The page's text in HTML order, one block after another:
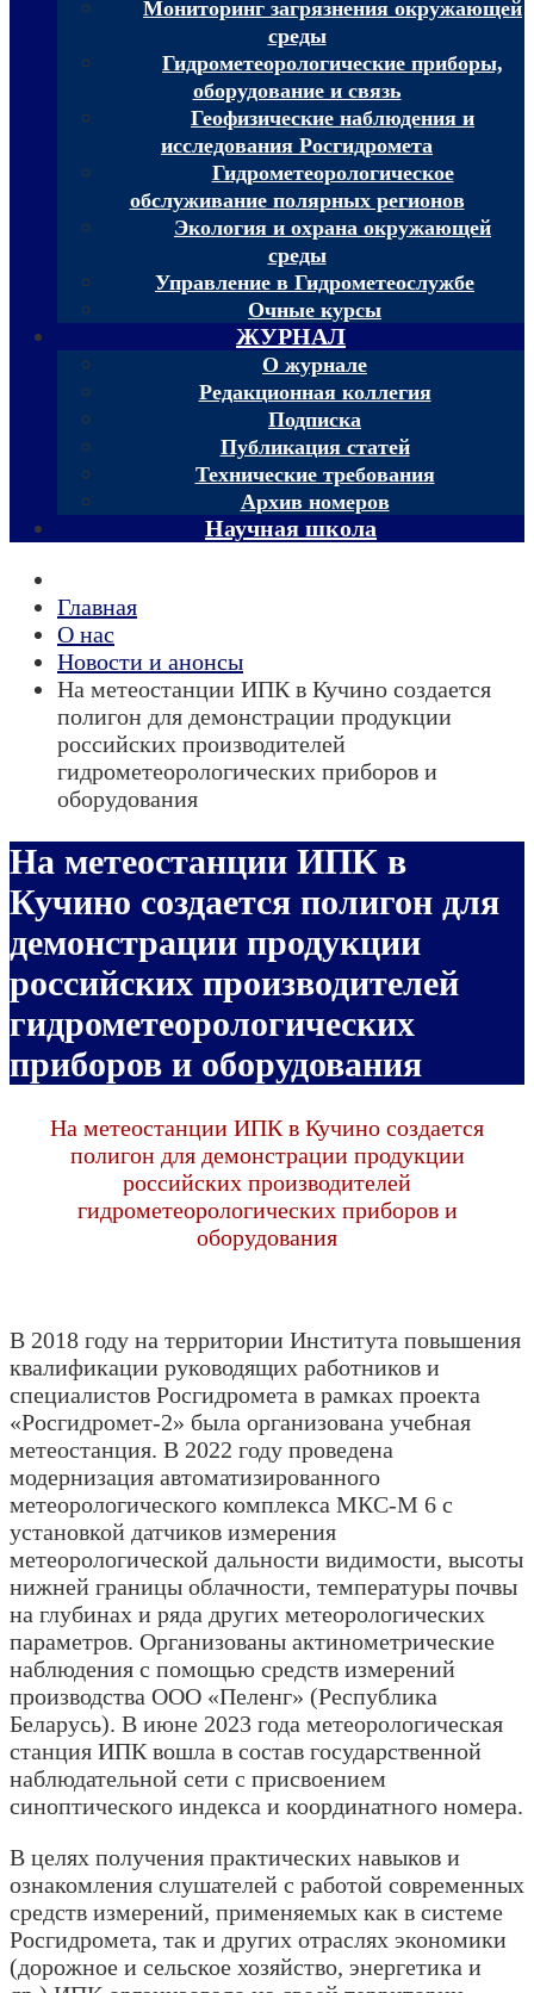
Мониторинг загрязнения окружающей
среды
Гидрометеорологические приборы,
оборудование и связь
Геофизические наблюдения и
исследования Росгидромета
Гидрометеорологическое
обслуживание полярных регионов
Экология и охрана окружающей
среды
Управление в Гидрометеослужбе
Очные курсы
ЖУРНАЛ
О журнале
Редакционная коллегия
Подписка
Публикация статей
Технические требования
Архив номеров
Научная школа
Главная
О нас
Новости и анонсы
На метеостанции ИПК в Кучино создается
полигон для демонстрации продукции
российских производителей
гидрометеорологических приборов и
оборудования
На метеостанции ИПК в
Кучино создается полигон для
демонстрации продукции
российских производителей
гидрометеорологических
приборов и оборудования
На метеостанции ИПК в Кучино создается
полигон для демонстрации продукции
российских производителей
гидрометеорологических приборов и
оборудования
В 2018 году на территории Института повышения
квалификации руководящих работников и
специалистов Росгидромета в рамках проекта
«Росгидромет-2» была организована учебная
метеостанция. В 2022 году проведена
модернизация автоматизированного
метеорологического комплекса МКС-М 6 с
установкой датчиков измерения
метеорологической дальности видимости, высоты
нижней границы облачности, температуры почвы
на глубинах и ряда других метеорологических
параметров. Организованы актинометрические
наблюдения с помощью средств измерений
производства ООО «Пеленг» (Республика
Беларусь). В июне 2023 года метеорологическая
станция ИПК вошла в состав государственной
наблюдательной сети с присвоением
синоптического индекса и координатного номера.
В целях получения практических навыков и
ознакомления слушателей с работой современных
средств измерений, применяемых как в системе
Росгидромета, так и других отраслях экономики
(дорожное и сельское хозяйство, энергетика и